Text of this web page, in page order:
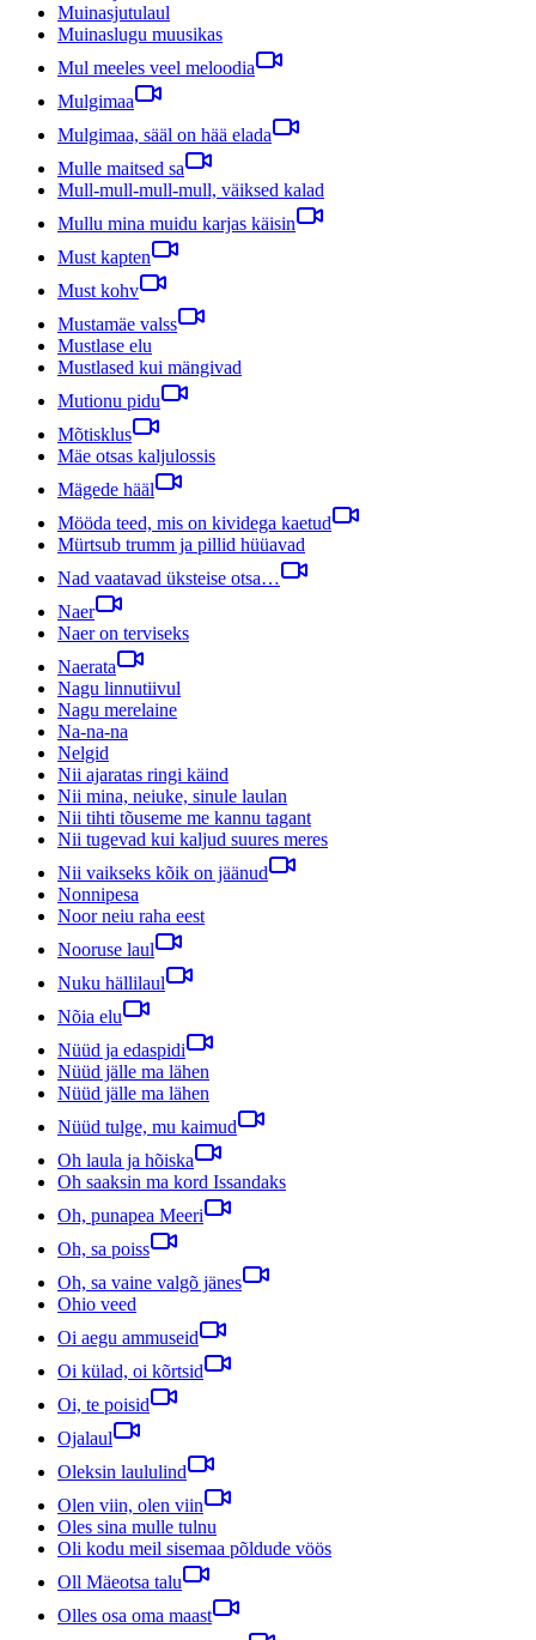
Muinasjutulaul
Muinaslugu muusikas
Mul meeles veel meloodia
Mulgimaa
Mulgimaa, sääl on hää elada
Mulle maitsed sa
Mull-mull-mull-mull, väiksed kalad
Mullu mina muidu karjas käisin
Must kapten
Must kohv
Mustamäe valss
Mustlase elu
Mustlased kui mängivad
Mutionu pidu
Mõtisklus
Mäe otsas kaljulossis
Mägede hääl
Mööda teed, mis on kividega kaetud
Mürtsub trumm ja pillid hüüavad
Nad vaatavad üksteise otsa…
Naer
Naer on terviseks
Naerata
Nagu linnutiivul
Nagu merelaine
Na-na-na
Nelgid
Nii ajaratas ringi käind
Nii mina, neiuke, sinule laulan
Nii tihti tõuseme me kannu tagant
Nii tugevad kui kaljud suures meres
Nii vaikseks kõik on jäänud
Nonnipesa
Noor neiu raha eest
Nooruse laul
Nuku hällilaul
Nõia elu
Nüüd ja edaspidi
Nüüd jälle ma lähen
Nüüd jälle ma lähen
Nüüd tulge, mu kaimud
Oh laula ja hõiska
Oh saaksin ma kord Issandaks
Oh, punapea Meeri
Oh, sa poiss
Oh, sa vaine valgõ jänes
Ohio veed
Oi aegu ammuseid
Oi külad, oi kõrtsid
Oi, te poisid
Ojalaul
Oleksin laululind
Olen viin, olen viin
Oles sina mulle tulnu
Oli kodu meil sisemaa põldude vöös
Oll Mäeotsa talu
Olles osa oma maast